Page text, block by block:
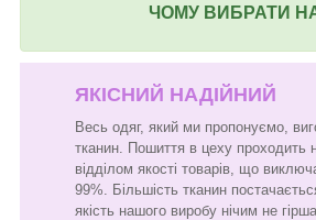
ЧОМУ ВИБРАТИ
ЯКІСНИЙ НАДІЙНИЙ
Весь одяг, який ми пропонуємо,
тканин. Пошиття в цеху проходить
відділом якості товарів, що
99%. Більшість тканин
якість нашого виробу нічим не